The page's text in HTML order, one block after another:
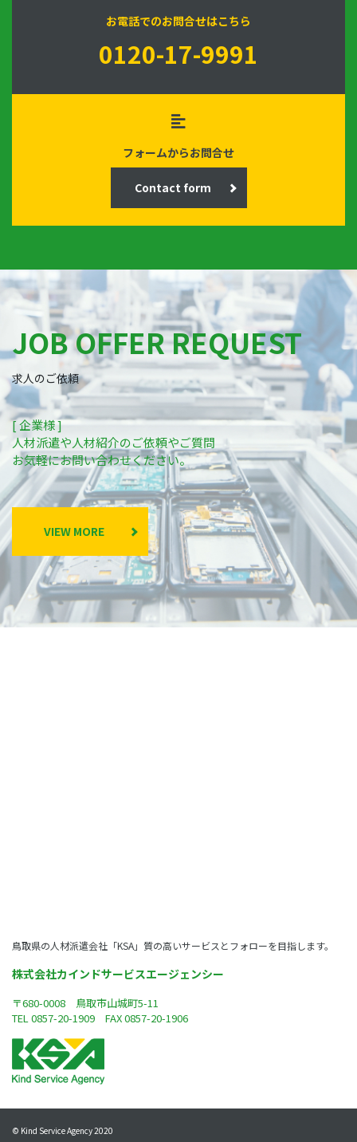
お電話でのお問合せはこちら
0120-17-9991
フォームからお問合せ
Contact form
JOB OFFER REQUEST
求人のご依頼
[ 企業様 ]
人材派遣や人材紹介のご依頼やご質問
お気軽にお問い合わせください。
VIEW MORE
鳥取県の人材派遣会社「KSA」質の高いサービスとフォローを目指します。
株式会社カインドサービスエージェンシー
〒680-0008 鳥取市山城町5-11
TEL0857-20-1909 FAX 0857-20-1906
© Kind Service Agency 2020